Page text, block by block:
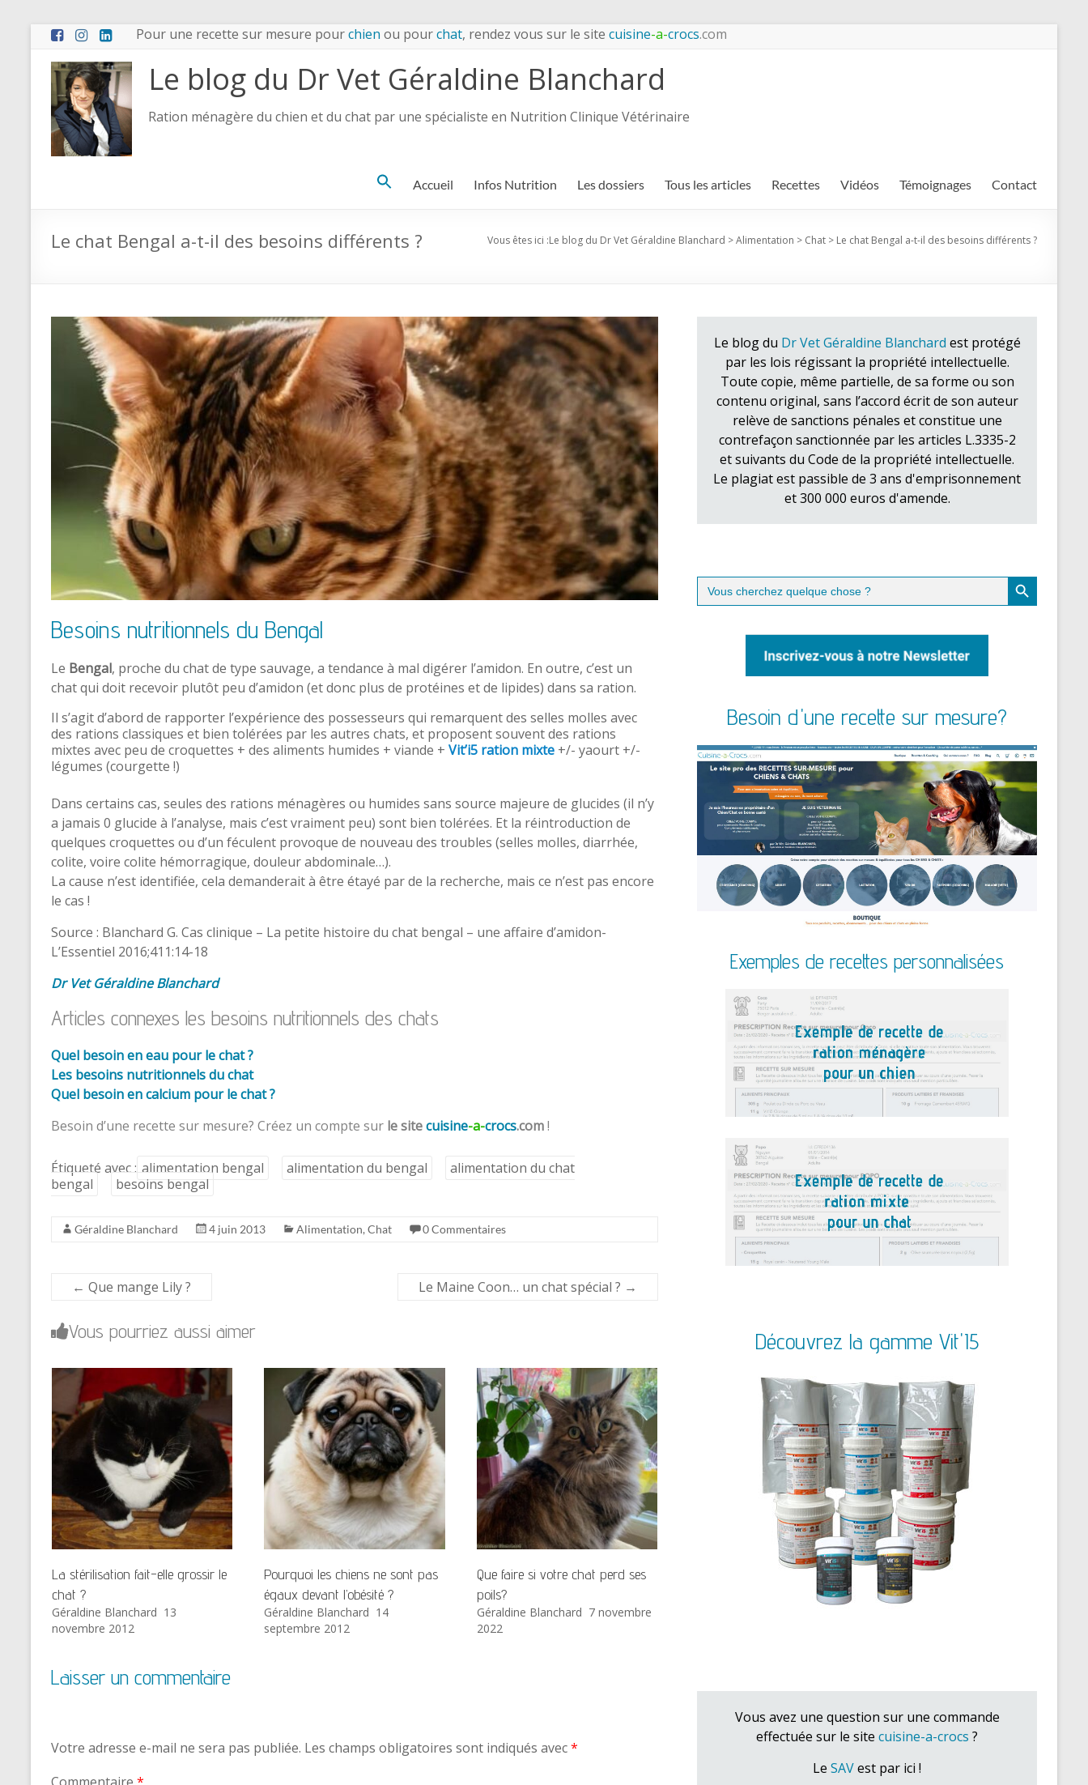
Aller
contenu
Pour une recette sur mesure pourchien ou pourchat, rendez vous sur le site cuisine-a-crocs.com
Le blog du Dr Vet Géraldine Blanchard
Ration ménagère du chien et du chat par une spécialiste en Nutrition Clinique Vétérinaire
Search Accueil Infos Nutrition Les dossiers Tous les articles Recettes Vidéos Témoignages Contact
Le chat Bengal a-t-il des besoins différents ? Vous êtes ici :Le blog du Dr Vet Géraldine Blanchard >Alimentation > Chat > Le chat Bengal a-t-il des besoins différents ?
Besoins nutritionnels du Bengal
Le Bengal, proche du chat de type sauvage, a tendance à mal digérer l’amidon. En outre, c’est un
chat qui doit recevoir plutôt peu d’amidon (et donc plus de protéines et de lipides) dans sa ration.
Il s’agit d’abord de rapporter l’expérience des possesseurs qui remarquent des selles molles avec
des rations classiques et bien tolérées par les autres chats, et proposent souvent des rations
mixtes avec peu de croquettes + des aliments humides + viande + Vit’i5 ration mixte +/- yaourt +/-
légumes (courgette !)
Dans certains cas, seules des rations ménagères ou humides sans source majeure de glucides (il n’y
a jamais 0 glucide à l’analyse, mais c’est vraiment peu) sont bien tolérées. Et la réintroduction de
quelques croquettes ou d’un féculent provoque de nouveau des troubles (selles molles, diarrhée,
colite, voire colite hémorragique, douleur abdominale…).
La cause n’est identifiée, cela demanderait à être étayé par de la recherche, mais ce n’est pas encore
le cas !
Source : Blanchard G. Cas clinique – La petite histoire du chat bengal – une affaire d’amidon-
L’Essentiel 2016;411:14-18
Dr Vet Géraldine Blanchard
Articles connexes les besoins nutritionnels des chats
Quel besoin en eau pour le chat ?
Les besoins nutritionnels duchat
Quel besoin en calcium pour le chat ?
Besoin d’une recette sur mesure? Créez un compte sur le sitecuisine-a-crocs.com!
Étiqueté avec : alimentation bengal alimentation du bengal
alimentation du chat
bengal
besoins bengal
Géraldine Blanchard 4 juin 2013 Alimentation, Chat 0 Commentaires
← Que mange Lily ? Le Maine Coon… un chat spécial ? →
Vous pourriez aussi aimer
La stérilisation fait-elle grossir le
chat ?
Géraldine Blanchard 13
novembre 2012
Pourquoi les chiens ne sont pas
égaux devant l’obésité ?
Géraldine Blanchard 14
septembre 2012
Que faire si votre chat perd ses
poils?
Géraldine Blanchard 7 novembre
2022
Laisser un commentaire
Votre adresse e-mail ne sera pas publiée. Les champs obligatoires sont indiqués avec*
Commentaire *
Le blog du Dr Vet Géraldine Blanchard est protégé
par les lois régissant la propriété intellectuelle.
Toute copie, même partielle, de sa forme ou son
contenu original, sans l’accord écrit de son auteur
relève de sanctions pénales et constitue une
contrefaçon sanctionnée par les articles L.3335-2
et suivants du Code de la propriété intellectuelle.
Le plagiat est passible de 3 ans d'emprisonnement
et 300 000 euros d'amende.
Search
for:
Search Button
Besoin d'une recette sur mesure?
Exemples de recettes personnalisées
Découvrez la gamme Vit'I5
Vous avez une question sur une commande
effectuée sur le site cuisine-a-crocs ?
Le SAVest par ici !